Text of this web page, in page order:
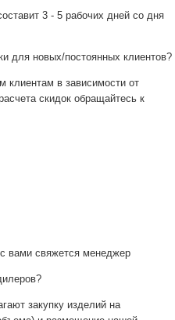
3 - 5 рабочих дней со дня
для новых/постоянных клиентов?
клиентам в зависимости от
скидок обращайтесь к
вами свяжется менеджер
закупку изделий на